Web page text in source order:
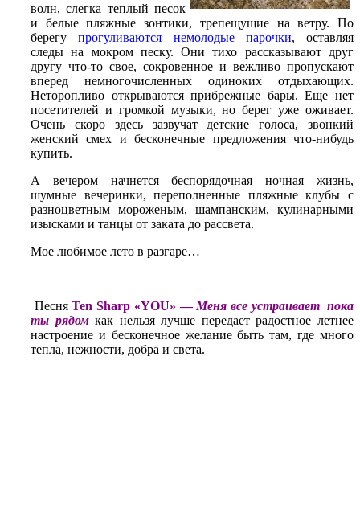
волн, слегка теплый песок
и белые пляжные зонтики, трепещущие на ветру. По
берегупрогуливаются немолодые парочки, оставляя
следы на мокром песку. Они тихо рассказывают друг
другу что-то свое, сокровенное и вежливо пропускают
вперед немногочисленных одиноких отдыхающих.
Неторопливо открываются прибрежные бары. Еще нет
посетителей и громкой музыки, но берег уже оживает.
Очень скоро здесь зазвучат детские голоса, звонкий
женский смех и бесконечные предложения что-нибудь
купить.
А вечером начнется беспорядочная ночная жизнь,
шумные вечеринки, переполненные пляжные клубы с
разноцветным мороженым, шампанским, кулинарными
изысками и танцы от заката до рассвета.
Мое любимое лето в разгаре…
ПесняTen Sharp «YOU» — Меня все устраивает пока
ты рядомкак нельзя лучше передает радостное летнее
настроение и бесконечное желание быть там, где много
тепла, нежности, добра и света.